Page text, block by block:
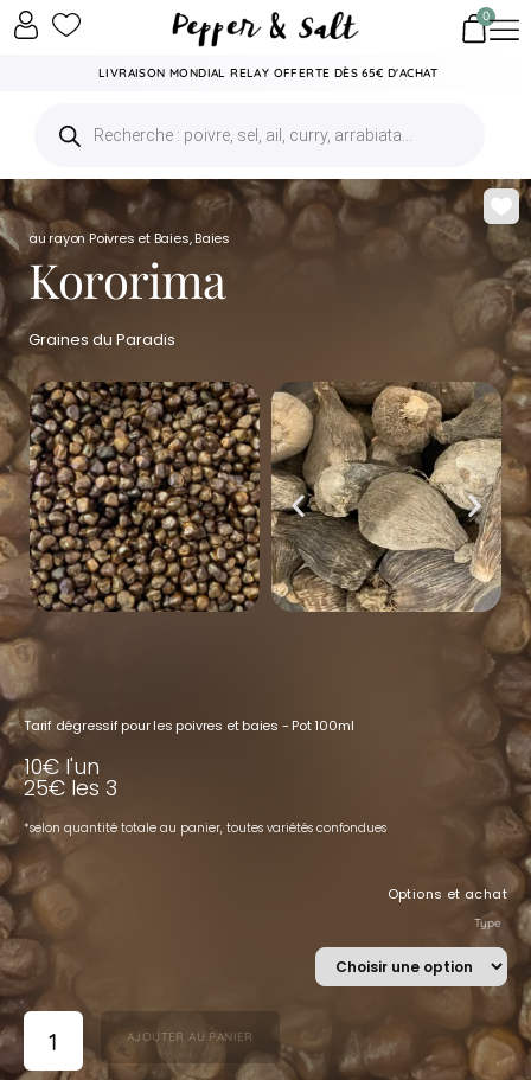
0
LIVRAISON MONDIAL RELAY OFFERTE DÈS 65€ D'ACHAT
au rayonPoivres et Baies,Baies
Kororima
Graines du Paradis
Tarif dégressif pour les poivres et baies - Pot 100ml
10€ l'un
25€ les 3
*selon quantité totale au panier, toutes variétés confondues
Options et achat
Type
AJOUTER AU PANIER